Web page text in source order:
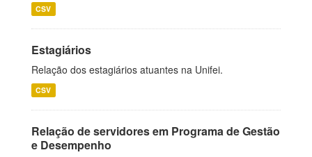
CSV
Estagiários
Relação dos estagiários atuantes na Unifei.
CSV
Relação de servidores em Programa de Gestão
e Desempenho